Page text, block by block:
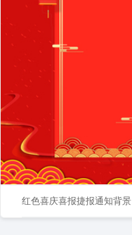
红色喜庆喜报捷报通知背景